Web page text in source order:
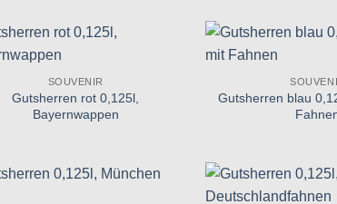
hinzufügen
SOUVENIR
Gutsherren rot 0,125l,
Bayernwappen
Gutsherren blau